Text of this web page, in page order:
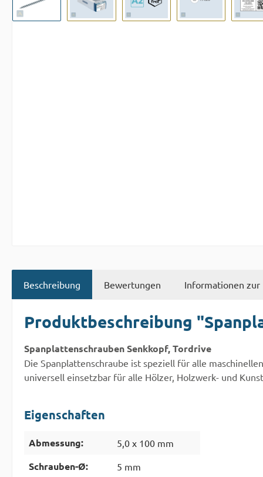
Beschreibung Bewertungen Informationen
Produktbeschreibung
Spanplattenschrauben Senkkopf, Tordrive
Die Spanplattenschraube ist speziell für alle
universell einsetzbar für alle Hölzer, Holzwerk- und
Eigenschaften
Abmessung: 5,0 x 100 mm
Schrauben-Ø: 5 mm